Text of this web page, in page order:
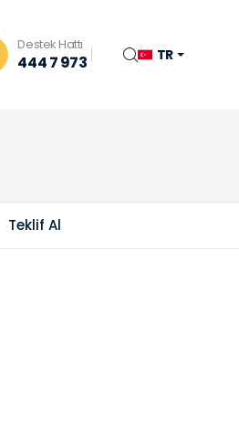
Destek Hattı
444 7 973 TR
Teklif Al